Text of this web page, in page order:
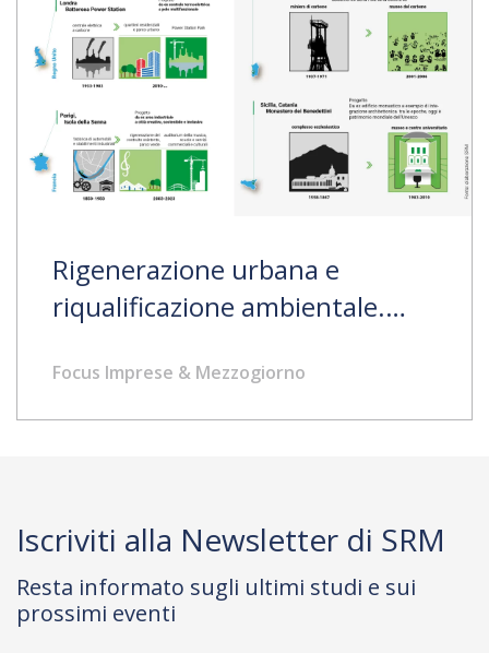
Rigenerazione urbana e
riqualificazione ambientale.
Focus Imprese & Mezzogiorno
Iscriviti alla Newsletter di SRM
Resta informato sugli ultimi studi e sui
prossimi eventi